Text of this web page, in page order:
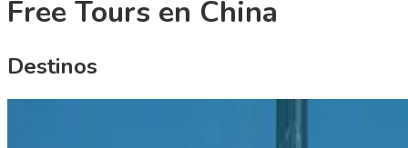
Free Tours en China
Destinos